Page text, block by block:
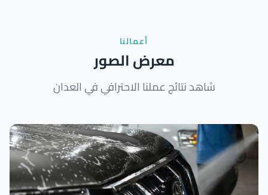
أعمالنا
معرض الصور
شاهد نتائج عملنا الاحترافي في العدان